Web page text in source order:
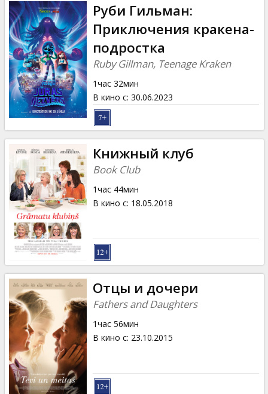
Руби Гильман:
Приключения кракена-
подростка
Ruby Gillman, Teenage Kraken
1час 32мин
В кино с: 30.06.2023
Книжный клуб
Book Club
1час 44мин
В кино с: 18.05.2018
Отцы и дочери
Fathers and Daughters
1час 56мин
В кино с: 23.10.2015